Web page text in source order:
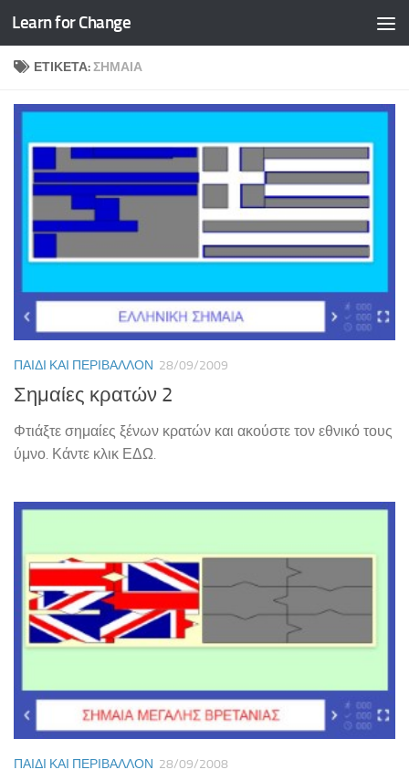
Skip to content
Learn for Change
ΕΤΙΚΈΤΑ:ΣΗΜΑΊΑ
ΠΑΙΔΊ ΚΑΙ ΠΕΡΙΒΆΛΛΟΝ 28/09/2009
Σημαίες κρατών 2
Φτιάξτε σημαίες ξένων κρατών και ακούστε τον εθνικό τους
ύμνο. Κάντε κλικ ΕΔΩ.
ΠΑΙΔΊ ΚΑΙ ΠΕΡΙΒΆΛΛΟΝ 28/09/2008